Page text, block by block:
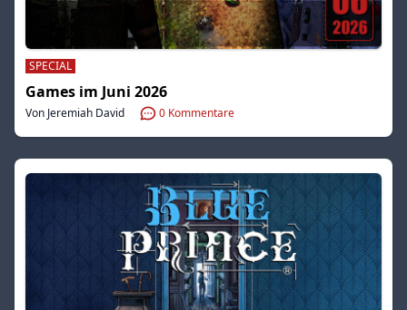
SPECIAL
Games im Juni 2026
Von Jeremiah David 0 Kommentare